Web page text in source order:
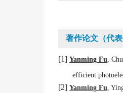
著作论文（代
[1] Yanming Fu,
efficient
[2] Yanming Fu,